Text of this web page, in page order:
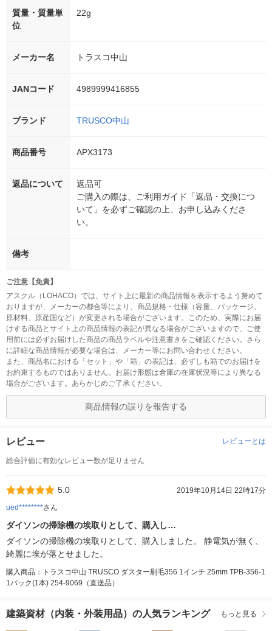
質量・質量単
位
22g
メーカー名 トラスコ中山
JANコード 4989999416855
ブランド TRUSCO中山
商品番号 APX3173
返品について
返品可
ご購入の際は、ご利用ガイド「返品・交換につ
いて」を必ずご確認の上、お申し込みくださ
い。
備考
ご注意【免責】
アスクル（LOHACO）では、サイト上に最新の商品情報を表示するよう努めて
おりますが、メーカーの都合等により、商品規格・仕様（容量、パッケージ、
原材料、原産国など）が変更される場合がございます。このため、実際にお届
けする商品とサイト上の商品情報の表記が異なる場合がございますので、ご使
用前には必ずお届けした商品の商品ラベルや注意書きをご確認ください。さら
に詳細な商品情報が必要な場合は、メーカー等にお問い合わせください。
また、商品名における「セット」や「箱」の表記は、必ずしも箱でのお届けを
お約束するものではありません。お届け形態は倉庫の在庫状況等により異なる
場合がございます。あらかじめご了承ください。
商品情報の誤りを報告する
レビュー レビューとは
総合評価に有効なレビュー数が足りません
5.0
2019年10月14日 22時17分
ued********さん
ダイソンの掃除機の埃取りとして、購入し…
ダイソンの掃除機の埃取りとして、購入しました。 静電気が無く、
綺麗に埃が落とせました。
購入商品：トラスコ中山 TRUSCO ダスター刷毛356 1インチ 25mm TPB-356-1
1パック(1本) 254-9069（直送品）
建築資材（内装・外装用品）の人気ランキング もっと見る